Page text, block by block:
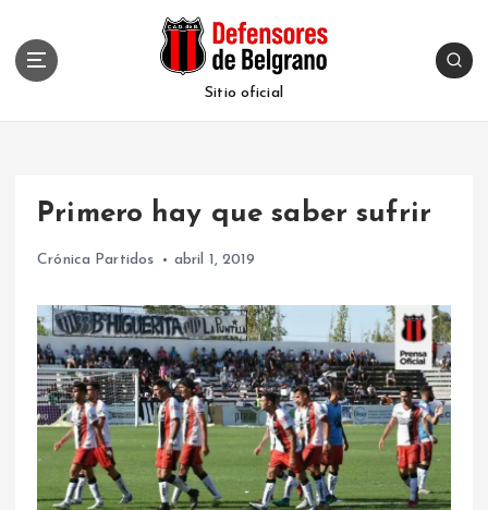
Sitio oficial
Primero hay que saber sufrir
Crónica Partidos abril 1, 2019